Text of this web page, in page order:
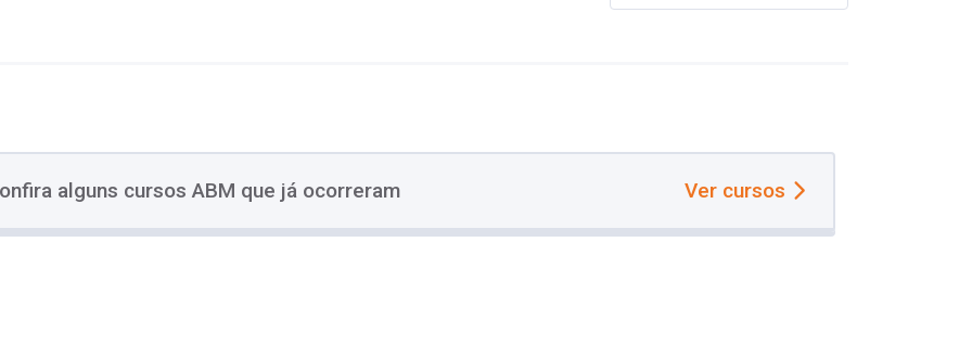
alguns cursos ABM que já ocorreram Ver cursos